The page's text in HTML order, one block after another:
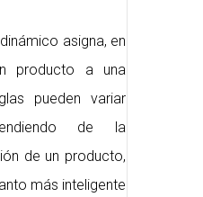
asigna, en
producto a una
pueden variar
de la
de un producto,
más inteligente